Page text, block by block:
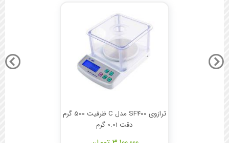
ترازوی SF400 مدل C ظرفیت 500 گرم
دقت 0.01 گرم